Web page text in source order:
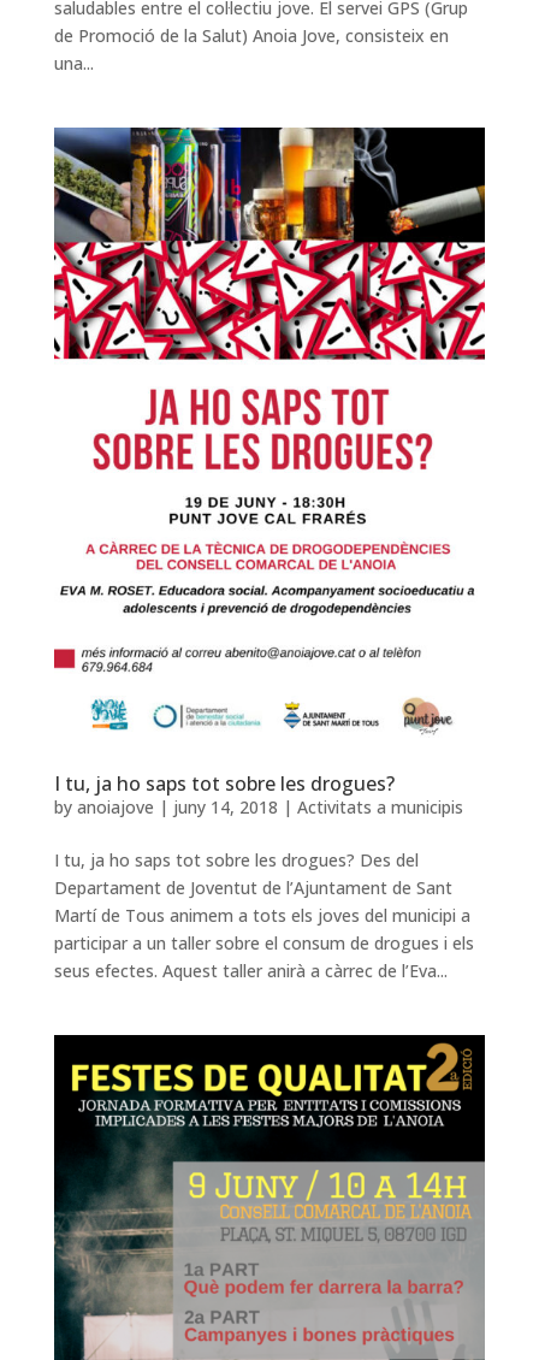
saludables entre el col·lectiu jove. El servei GPS (Grup
de Promoció de la Salut) Anoia Jove, consisteix en
una...
I tu, ja ho saps tot sobre les drogues?
by anoiajove | juny 14, 2018 | Activitats a municipis
I tu, ja ho saps tot sobre les drogues? Des del
Departament de Joventut de l’Ajuntament de Sant
Martí de Tous animem a tots els joves del municipi a
participar a un taller sobre el consum de drogues i els
seus efectes. Aquest taller anirà a càrrec de l’Eva...